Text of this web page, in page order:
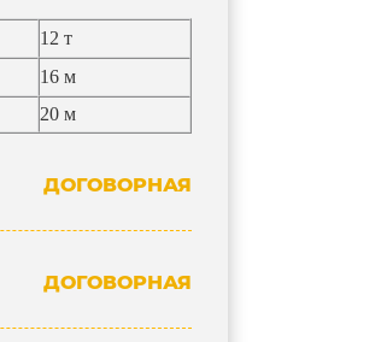
12 т
16 м
20 м
ДОГОВОРНАЯ
ДОГОВОРНАЯ